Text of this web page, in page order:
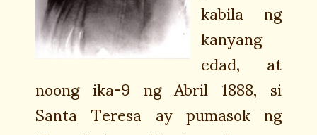
kabila ng
kanyang
edad, at
noong ika-9 ng Abril 1888, si
Santa Teresa ay pumasok ng